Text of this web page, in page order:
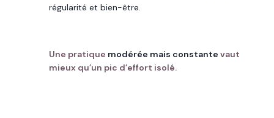
régularité et bien-être.
Une pratique modérée mais constante vaut
mieux qu’un pic d’effort isolé.